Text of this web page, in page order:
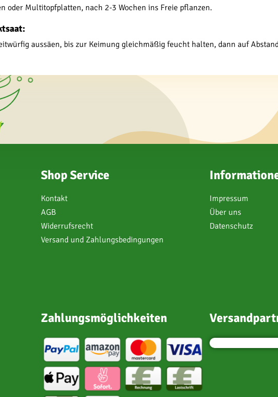
oder Multitopfplatten, nach 2-3 Wochen ins Freie pflanzen.
aussäen, bis zur Keimung gleichmäßig feucht halten, dann auf
Shop Service
Kontakt
AGB
Widerrufsrecht
Versand und Zahlungsbedingungen
Impressum
Über uns
Datenschutz
Zahlungsmöglichkeiten